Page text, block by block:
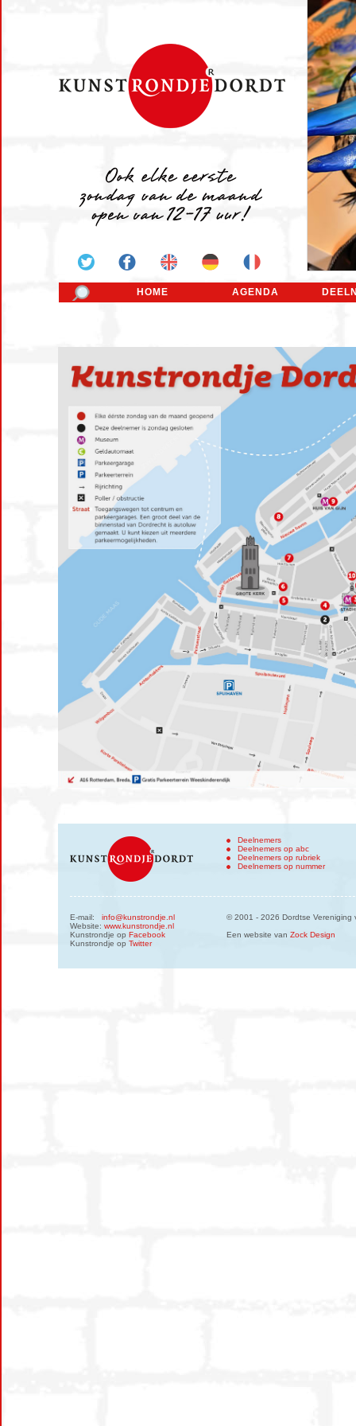
HOME AGENDA
Deelnemers
Deelnemers op abc
Deelnemers op rubriek
Deelnemers op nummer
E-mail: info@kunstrondje.nl
Website: www.kunstrondje.nl
Kunstrondje op Facebook
Kunstrondje op Twitter
© 2001 - 2026 Dordtse Vereniging
Een website van Zock Design